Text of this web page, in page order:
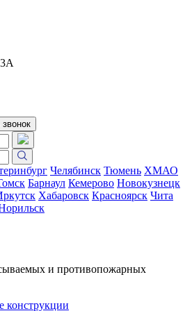
звонок
Челябинск Тюмень ХМАО
Барнаул Кемерово Новокузнецк
Хабаровск Красноярск Чита
и противопожарных
конструкции